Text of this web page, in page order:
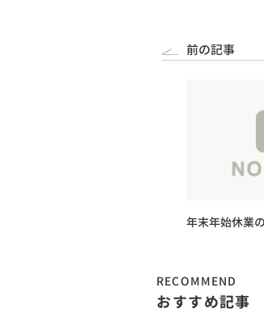
前の記事
年末年始休業
RECOMMEND
おすすめ記事